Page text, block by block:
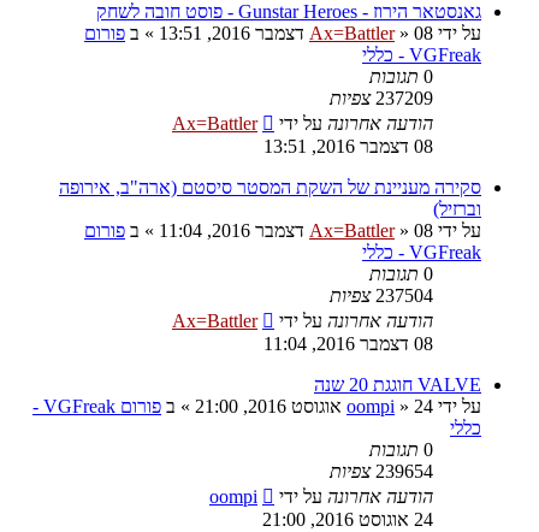
גאנסטאר הירוז - Gunstar Heroes - פוסט חובה לשחק
על ידי
Ax=Battler» 08 דצמבר 2016, 13:51 » ב פורום
VGFreak - כללי
0 תגובות
237209 צפיות
הודעה אחרונה על ידי
Ax=Battler
08 דצמבר 2016, 13:51
סקירה מעניינת של השקת המסטר סיסטם (ארה"ב, אירופה
וברזיל)
על ידי
Ax=Battler» 08 דצמבר 2016, 11:04 » ב פורום
VGFreak - כללי
0 תגובות
237504 צפיות
הודעה אחרונה על ידי
Ax=Battler
08 דצמבר 2016, 11:04
VALVE חוגגת 20 שנה
על ידי
oompi » 24 אוגוסט 2016, 21:00 » ב
פורום VGFreak -
כללי
0 תגובות
239654 צפיות
הודעה אחרונה על ידי
oompi
24 אוגוסט 2016, 21:00